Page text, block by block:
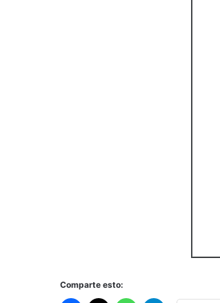
Comparte esto: